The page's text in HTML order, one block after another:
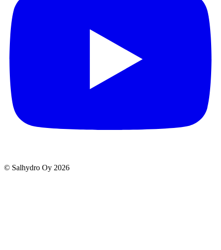
© Salhydro Oy 2026